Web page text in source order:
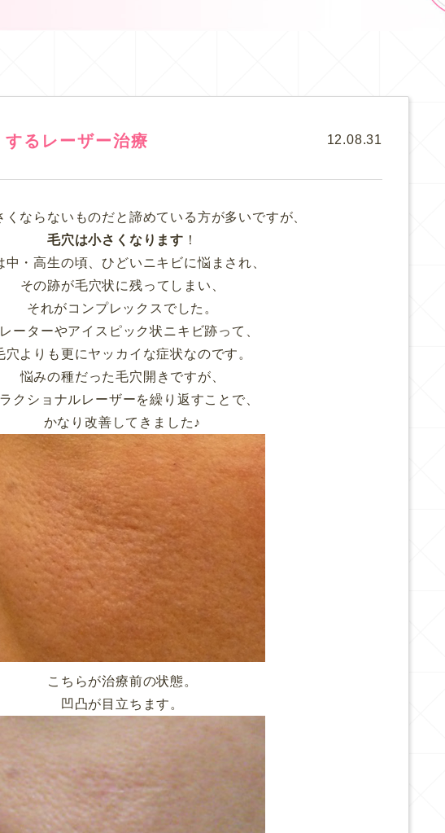
るレーザー治療 12.08.31
くならないものだと諦めている方が多いですが、
毛穴は小さくなります ！
中・高生の頃、ひどいニキビに悩まされ、
その跡が毛穴状に残ってしまい、
それがコンプレックスでした。
ーターやアイスピック状ニキビ跡って、
穴よりも更にヤッカイな症状なのです。
悩みの種だった毛穴開きですが、
クショナルレーザーを繰り返すことで、
かなり改善してきました♪
こちらが治療前の状態。
凹凸が目立ちます。